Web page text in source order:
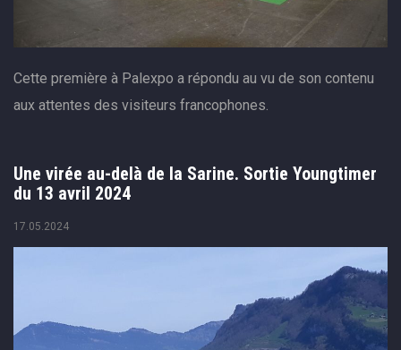
Cette première à Palexpo a répondu au vu de son contenu
aux attentes des visiteurs francophones.
Une virée au-delà de la Sarine. Sortie Youngtimer
du 13 avril 2024
17.05.2024